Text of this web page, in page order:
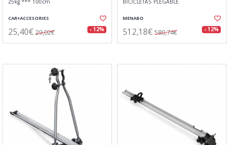
25kg *** 100cm
CAR+ACCESORIES
25,40€ 29,02€ - 12%
BICICLETAS PLEGABLE
MENABO
512,18€ 580,74€ - 12%